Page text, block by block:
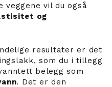
veggene vil du også
og
resultater er det
som du i tillegg
belegg som
. Det er den